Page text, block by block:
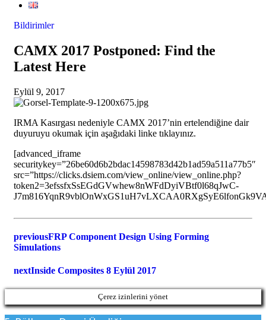
Bildirimler
CAMX 2017 Postponed: Find the
Latest Here
Eylül 9, 2017
IRMA Kasırgası nedeniyle CAMX 2017’nin ertelendiğine dair
duyuruyu okumak için aşağıdaki linke tıklayınız.
[advanced_iframe
securitykey=”26be60d6b2bdac14598783d42b1ad59a511a77b5″
src=”https://clicks.dsiem.com/view_online/view_online.php?
token2=3efssfxSsEGdGVwhew8nWFdDyiVBtf0l68qJwC-
previousFRP Component Design Using Forming
Simulations
nextInside Composites 8 Eylül 2017
Çerez izinlerini yönet